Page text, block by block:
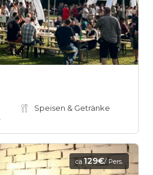
Speisen & Getränke
ca.129€/ Pers.